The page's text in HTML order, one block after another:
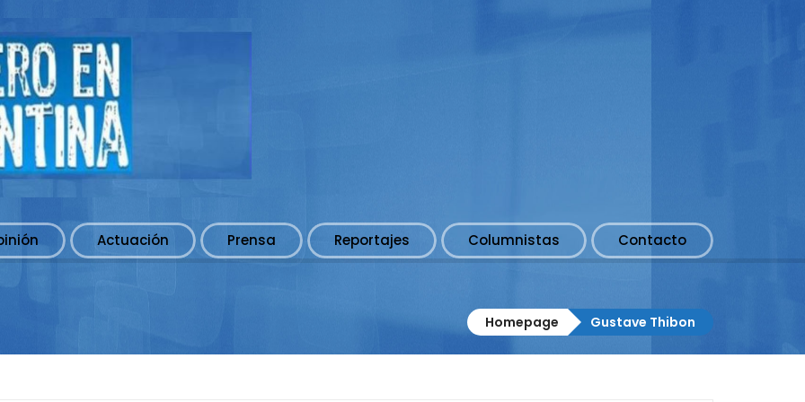
Actuación Prensa Reportajes Columnistas Contacto
Homepage Gustave Thibon